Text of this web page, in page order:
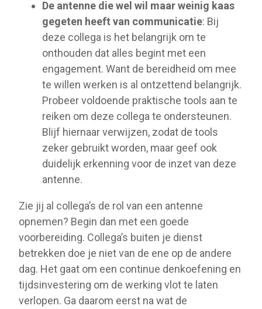
De antenne die wel wil maar weinig kaas
gegeten heeft van communicatie: Bij
deze collega is het belangrijk om te
onthouden dat alles begint met een
engagement. Want de bereidheid om mee
te willen werken is al ontzettend belangrijk.
Probeer voldoende praktische tools aan te
reiken om deze collega te ondersteunen.
Blijf hiernaar verwijzen, zodat de tools
zeker gebruikt worden, maar geef ook
duidelijk erkenning voor de inzet van deze
antenne.
Zie jij al collega’s de rol van een antenne
opnemen? Begin dan met een goede
voorbereiding. Collega’s buiten je dienst
betrekken doe je niet van de ene op de andere
dag. Het gaat om een continue denkoefening en
tijdsinvestering om de werking vlot te laten
verlopen. Ga daarom eerst na wat de